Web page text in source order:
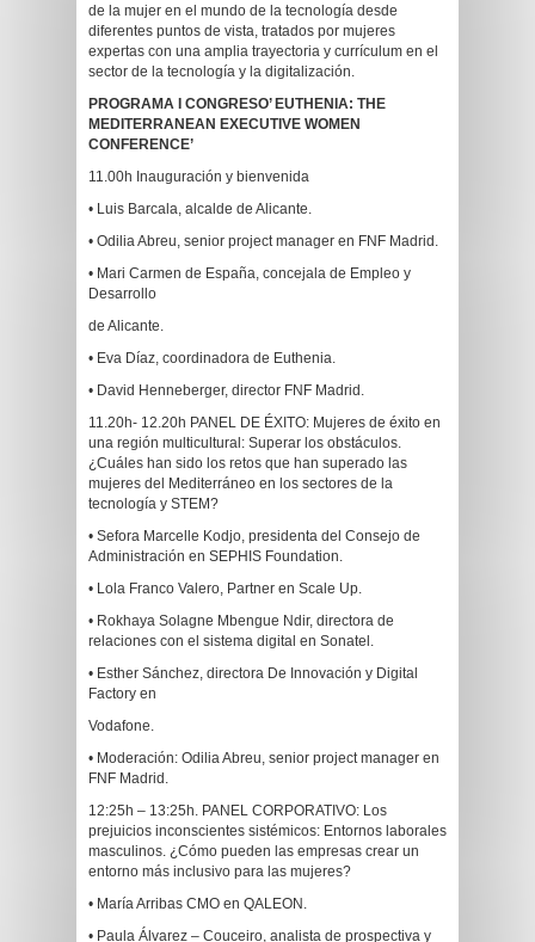
de la mujer en el mundo de la tecnología desde
diferentes puntos de vista, tratados por mujeres
expertas con una amplia trayectoria y currículum en el
sector de la tecnología y la digitalización.
PROGRAMA I CONGRESO’ EUTHENIA: THE
MEDITERRANEAN EXECUTIVE WOMEN
CONFERENCE’
11.00h Inauguración y bienvenida
• Luis Barcala, alcalde de Alicante.
• Odilia Abreu, senior project manager en FNF Madrid.
• Mari Carmen de España, concejala de Empleo y
Desarrollo
de Alicante.
• Eva Díaz, coordinadora de Euthenia.
• David Henneberger, director FNF Madrid.
11.20h- 12.20h PANEL DE ÉXITO: Mujeres de éxito en
una región multicultural: Superar los obstáculos.
¿Cuáles han sido los retos que han superado las
mujeres del Mediterráneo en los sectores de la
tecnología y STEM?
• Sefora Marcelle Kodjo, presidenta del Consejo de
Administración en SEPHIS Foundation.
• Lola Franco Valero, Partner en Scale Up.
• Rokhaya Solagne Mbengue Ndir, directora de
relaciones con el sistema digital en Sonatel.
• Esther Sánchez, directora De Innovación y Digital
Factory en
Vodafone.
• Moderación: Odilia Abreu, senior project manager en
FNF Madrid.
12:25h – 13:25h. PANEL CORPORATIVO: Los
prejuicios inconscientes sistémicos: Entornos laborales
masculinos. ¿Cómo pueden las empresas crear un
entorno más inclusivo para las mujeres?
• María Arribas CMO en QALEON.
• Paula Álvarez – Couceiro, analista de prospectiva y